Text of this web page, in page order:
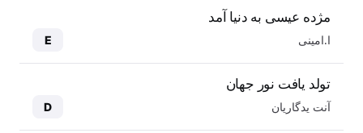
مژده عیسی به دنیا آمد
ا.امینی E
تولد یافت نور جهان
آنت یدگاریان D